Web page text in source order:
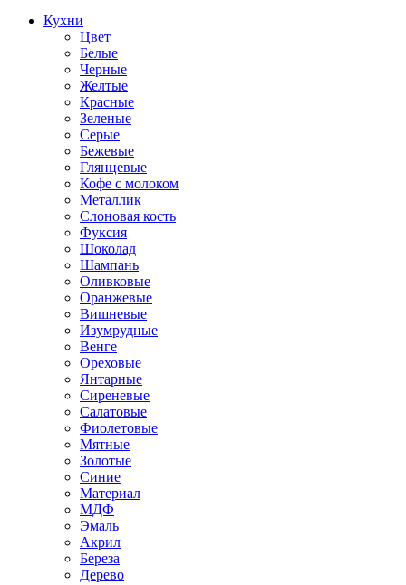
Кухни
Цвет
Белые
Черные
Желтые
Красные
Зеленые
Серые
Бежевые
Глянцевые
Кофе с молоком
Металлик
Слоновая кость
Фуксия
Шоколад
Шампань
Оливковые
Оранжевые
Вишневые
Изумрудные
Венге
Ореховые
Янтарные
Сиреневые
Салатовые
Фиолетовые
Мятные
Золотые
Синие
Материал
МДФ
Эмаль
Акрил
Береза
Дерево